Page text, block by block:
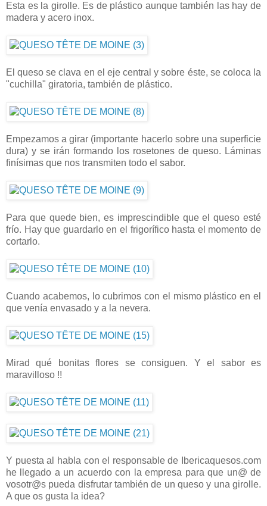
Esta es la girolle. Es de plástico aunque también las hay de
madera y acero inox.
El queso se clava en el eje central y sobre éste, se coloca la
"cuchilla" giratoria, también de plástico.
Empezamos a girar (importante hacerlo sobre una superficie
dura) y se irán formando los rosetones de queso. Láminas
finísimas que nos transmiten todo el sabor.
Para que quede bien, es imprescindible que el queso esté
frío. Hay que guardarlo en el frigorífico hasta el momento de
cortarlo.
Cuando acabemos, lo cubrimos con el mismo plástico en el
que venía envasado y a la nevera.
Mirad qué bonitas flores se consiguen. Y el sabor es
maravilloso !!
Y puesta al habla con el responsable de Ibericaquesos.com
he llegado a un acuerdo con la empresa para que un@ de
vosotr@s pueda disfrutar también de un queso y una girolle.
A que os gusta la idea?